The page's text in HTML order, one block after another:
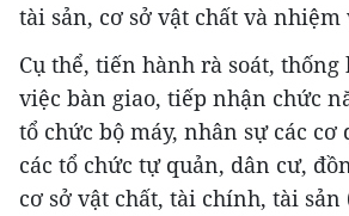
tài sản, cơ sở vật chất và
Cụ thể, tiến hành rà soát,
việc bàn giao, tiếp nhận chức
tổ chức bộ máy, nhân sự các cơ
các tổ chức tự quản, dân cư,
cơ sở vật chất, tài chính, tài sản